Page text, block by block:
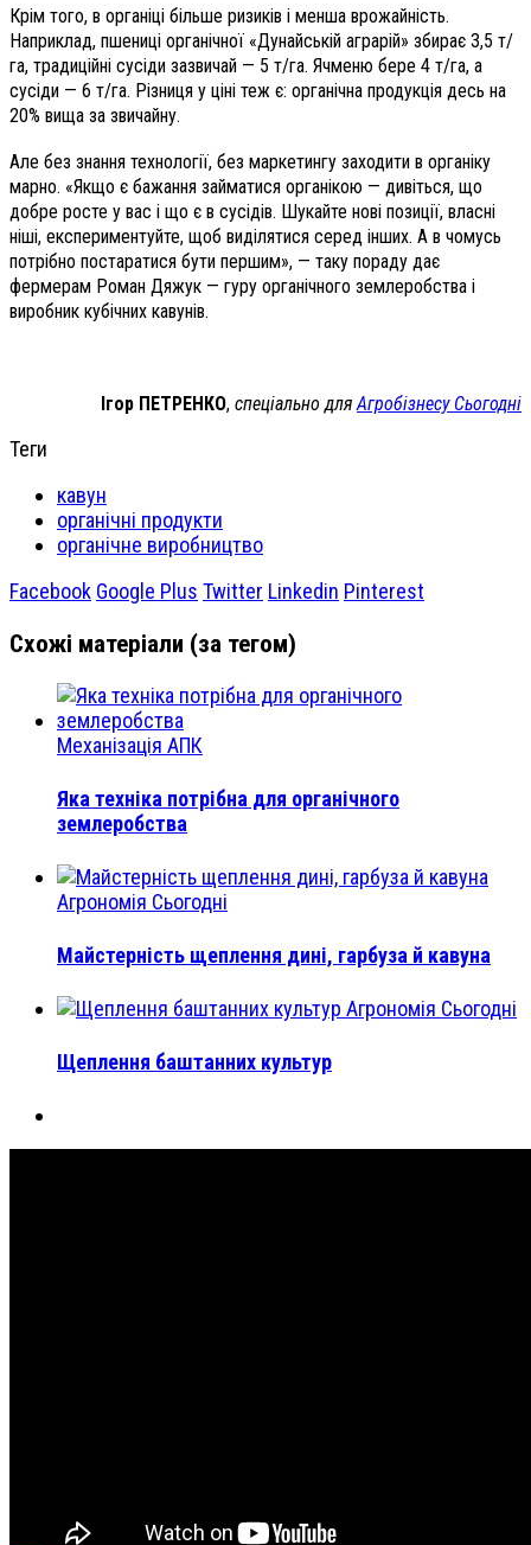
Крім того, в органіці більше ризиків і менша врожайність.
Наприклад, пшениці органічної «Дунайській аграрій» збирає 3,5 т/
га, традиційні сусіди зазвичай — 5 т/га. Ячменю бере 4 т/га, а
сусіди — 6 т/га. Різниця у ціні теж є: органічна продукція десь на
20% вища за звичайну.
Але без знання технології, без маркетингу заходити в органіку
марно. «Якщо є бажання займатися органікою — дивіться, що
добре росте у вас і що є в сусідів. Шукайте нові позиції, власні
ніші, експериментуйте, щоб виділятися серед інших. А в чомусь
потрібно постаратися бути першим», — таку пораду дає
фермерам Роман Дяжук — гуру органічного землеробства і
виробник кубічних кавунів.
Ігор ПЕТРЕНКО, спеціально дляАгробізнесу Сьогодні
Теги
кавун
органічні продукти
органічне виробництво
Facebook Google Plus Twitter Linkedin Pinterest
Схожі матеріали (за тегом)
Механізація АПК
Яка техніка потрібна для органічного
землеробства
Агрономія Сьогодні
Майстерність щеплення дині, гарбуза й кавуна
Агрономія Сьогодні
Щеплення баштанних культур